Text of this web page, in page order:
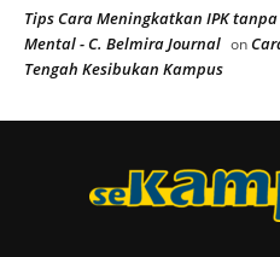
Tips Cara Meningkatkan IPK
Mental - C. Belmira Journal on
Tengah Kesibukan Kampus